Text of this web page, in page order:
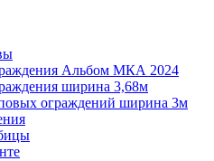
Альбом МКА 2024
ширина 3,68м
ограждений ширина 3м